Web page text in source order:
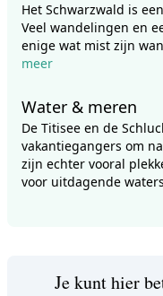
Het Schwarzwald is
Veel wandelingen en
enige wat mist zijn
meer
Water & meren
De Titisee en de
vakantiegangers om
zijn echter vooral
voor uitdagende
Je kunt hier